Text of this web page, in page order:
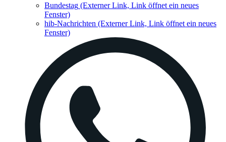
Bundestag (Externer Link, Link öffnet ein neues
Fenster)
hib-Nachrichten (Externer Link, Link öffnet ein neues
Fenster)